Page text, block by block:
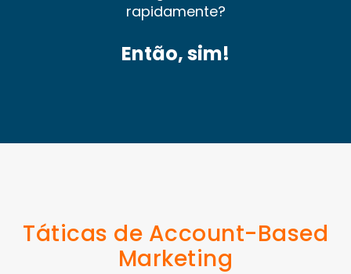
rapidamente?
Então, sim!
Táticas de Account-Based
Marketing